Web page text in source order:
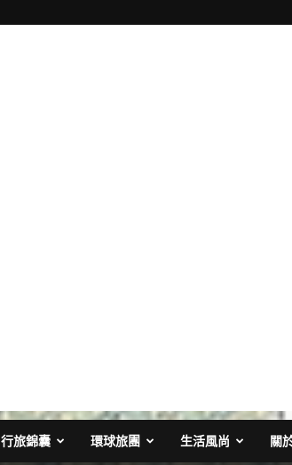
行旅錦囊 環球旅團 生活風尚 關